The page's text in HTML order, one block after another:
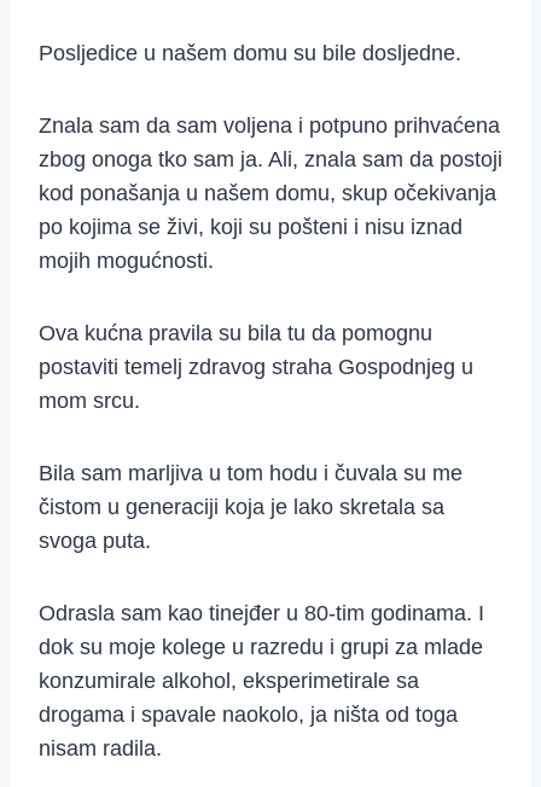
Posljedice u našem domu su bile dosljedne.
Znala sam da sam voljena i potpuno prihvaćena
zbog onoga tko sam ja. Ali, znala sam da postoji
kod ponašanja u našem domu, skup očekivanja
po kojima se živi, koji su pošteni i nisu iznad
mojih mogućnosti.
Ova kućna pravila su bila tu da pomognu
postaviti temelj zdravog straha Gospodnjeg u
mom srcu.
Bila sam marljiva u tom hodu i čuvala su me
čistom u generaciji koja je lako skretala sa
svoga puta.
Odrasla sam kao tinejđer u 80-tim godinama. I
dok su moje kolege u razredu i grupi za mlade
konzumirale alkohol, eksperimetirale sa
drogama i spavale naokolo, ja ništa od toga
nisam radila.